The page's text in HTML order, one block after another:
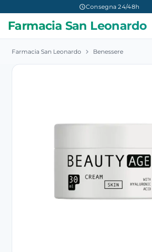
Consegna 24/48h
Farmacia San Leonardo
Farmacia San Leonardo Benessere